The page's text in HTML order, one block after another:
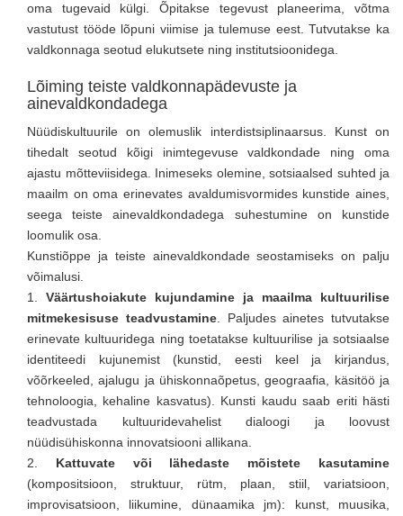
oma tugevaid külgi. Õpitakse tegevust planeerima, võtma
vastutust tööde lõpuni viimise ja tulemuse eest. Tutvutakse ka
valdkonnaga seotud elukutsete ning institutsioonidega.
Lõiming teiste valdkonnapädevuste ja
ainevaldkondadega
Nüüdiskultuurile on olemuslik interdistsiplinaarsus. Kunst on
tihedalt seotud kõigi inimtegevuse valdkondade ning oma
ajastu mõtteviisidega. Inimeseks olemine, sotsiaalsed suhted ja
maailm on oma erinevates avaldumisvormides kunstide aines,
seega teiste ainevaldkondadega suhestumine on kunstide
loomulik osa.
Kunstiõppe ja teiste ainevaldkondade seostamiseks on palju
võimalusi.
1. Väärtushoiakute kujundamine ja maailma kultuurilise
mitmekesisuse teadvustamine. Paljudes ainetes tutvutakse
erinevate kultuuridega ning toetatakse kultuurilise ja sotsiaalse
identiteedi kujunemist (kunstid, eesti keel ja kirjandus,
võõrkeeled, ajalugu ja ühiskonnaõpetus, geograafia, käsitöö ja
tehnoloogia, kehaline kasvatus). Kunsti kaudu saab eriti hästi
teadvustada kultuuridevahelist dialoogi ja loovust
nüüdisühiskonna innovatsiooni allikana.
2. Kattuvate või lähedaste mõistete kasutamine
(kompositsioon, struktuur, rütm, plaan, stiil, variatsioon,
improvisatsioon, liikumine, dünaamika jm): kunst, muusika,